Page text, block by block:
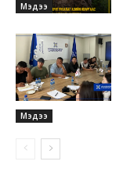
Мэдээ
Мэдээ